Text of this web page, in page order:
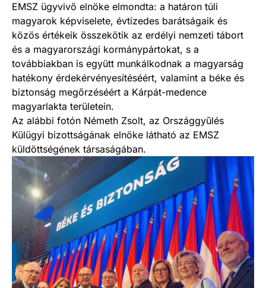
EMSZ ügyvivő elnöke elmondta: a határon túli
magyarok képviselete, évtizedes barátságaik és
közös értékeik összekötik az erdélyi nemzeti tábort
és a magyarországi kormánypártokat, s a
továbbiakban is együtt munkálkodnak a magyarság
hatékony érdekérvényesítéséért, valamint a béke és
biztonság megőrzéséért a Kárpát-medence
magyarlakta területein.
Az alábbi fotón Németh Zsolt, az Országgyűlés
Külügyi bizottságának elnöke látható az EMSZ
küldöttségének társaságában.